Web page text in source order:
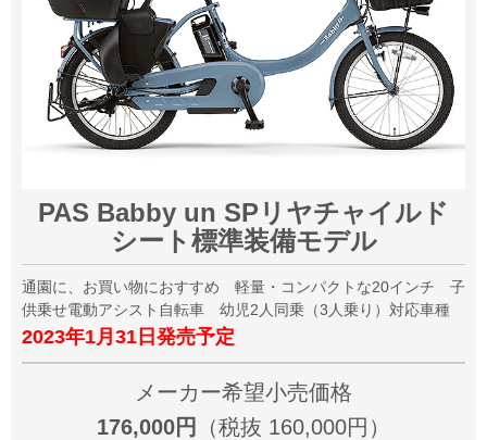
PAS Babby un SPリヤチャイルド
シート標準装備モデル
通園に、お買い物におすすめ 軽量・コンパクトな20インチ 子
供乗せ電動アシスト自転車 幼児2人同乗（3人乗り）対応車種
2023年1月31日発売予定
メーカー希望小売価格
176,000円
（税抜 160,000円）